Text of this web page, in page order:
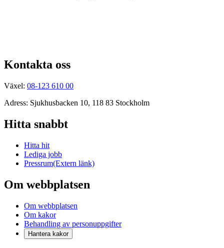
Kontakta oss
Växel: 08-123 610 00
Adress: Sjukhusbacken 10, 118 83 Stockholm
Hitta snabbt
Hitta hit
Lediga jobb
Pressrum(Extern länk)
Om webbplatsen
Om webbplatsen
Om kakor
Behandling av personuppgifter
Hantera kakor